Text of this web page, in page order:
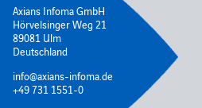
Axians Infoma GmbH
Hörvelsinger Weg 21
89081 Ulm
Deutschland
info@axians-infoma.de
+49 731 1551-0